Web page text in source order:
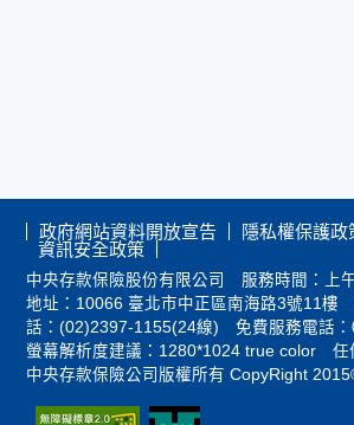
政府網站資料開放宣告 隱私權保護政
資訊安全政策
中央存款保險股份有限公司 服務時間：上
地址：10066 臺北市中正區南海路3號11樓
話：(02)2397-1155(24線) 免費服務電話
螢幕解析度建議：1280*1024 true color 任
中央存款保險公司版權所有 CopyRight